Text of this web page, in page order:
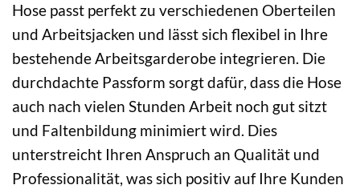
Hose passt perfekt zu verschiedenen Oberteilen
und Arbeitsjacken und lässt sich flexibel in Ihre
bestehende Arbeitsgarderobe integrieren. Die
durchdachte Passform sorgt dafür, dass die Hose
auch nach vielen Stunden Arbeit noch gut sitzt
und Faltenbildung minimiert wird. Dies
unterstreicht Ihren Anspruch an Qualität und
Professionalität, was sich positiv auf Ihre Kunden